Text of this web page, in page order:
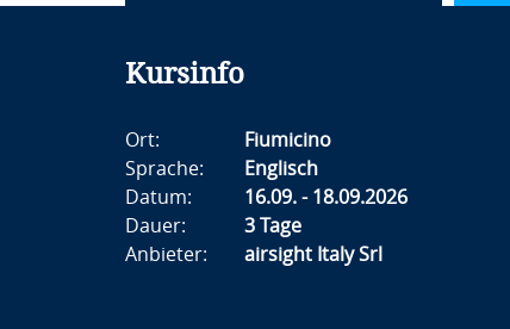
Kursinfo
Ort:
Fiumicino
Sprache:
Englisch
Datum:
16.09. - 18.09.2026
Dauer:
3 Tage
Anbieter:
airsight Italy Srl